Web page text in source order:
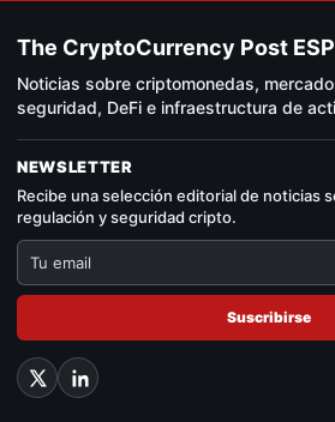
The CryptoCurrency Post ESP
Noticias sobre criptomonedas,
seguridad, DeFi e infraestructura de
NEWSLETTER
Recibe una selección editorial de noticias
regulación y seguridad cripto.
Suscribirse